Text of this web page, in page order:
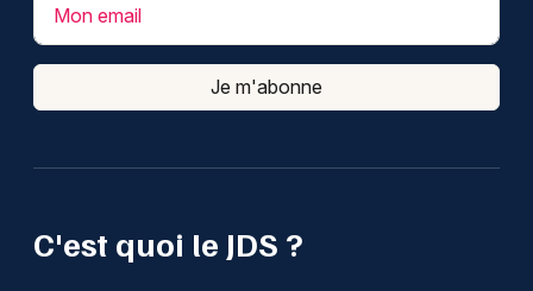
C'est quoi le JDS ?
Mon email
Je m'abonne